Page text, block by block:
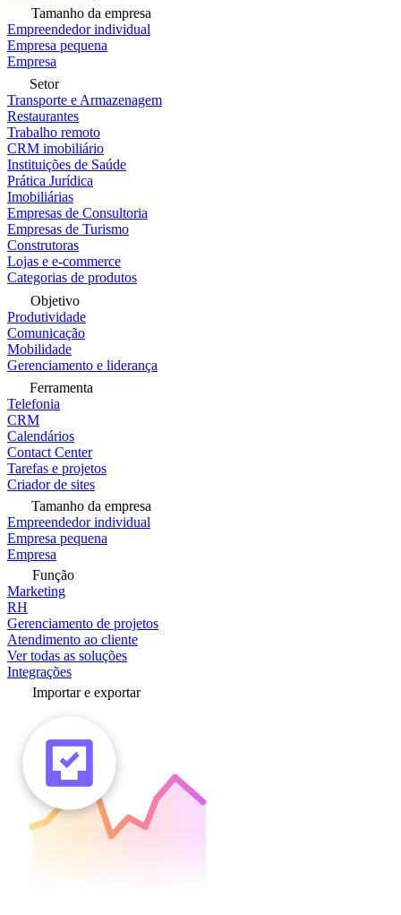
Tamanho da empresa
Empreendedor individual
Empresa pequena
Empresa
Setor
Transporte e Armazenagem
Restaurantes
Trabalho remoto
CRM imobiliário
Instituições de Saúde
Prática Jurídica
Imobiliárias
Empresas de Consultoria
Empresas de Turismo
Construtoras
Lojas e e-commerce
Categorias de produtos
Objetivo
Produtividade
Comunicação
Mobilidade
Gerenciamento e liderança
Ferramenta
Telefonia
CRM
Calendários
Contact Center
Tarefas e projetos
Criador de sites
Tamanho da empresa
Empreendedor individual
Empresa pequena
Empresa
Função
Marketing
RH
Gerenciamento de projetos
Atendimento ao cliente
Ver todas as soluções
Integrações
Importar e exportar